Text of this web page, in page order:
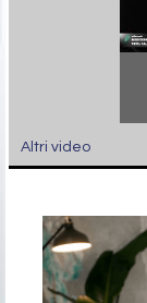
Altri video